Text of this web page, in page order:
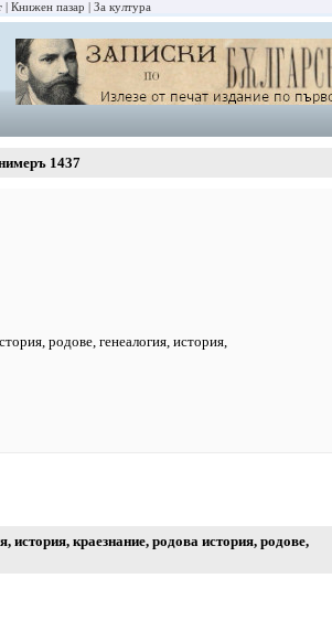
Книжен пазар За култура
1437
, родове, генеалогия, история,
, история, краезнание, родова история, родове,